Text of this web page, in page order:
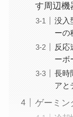
す周辺機
没入
ーの
反応
ーボ
長時
アと
ゲーミン